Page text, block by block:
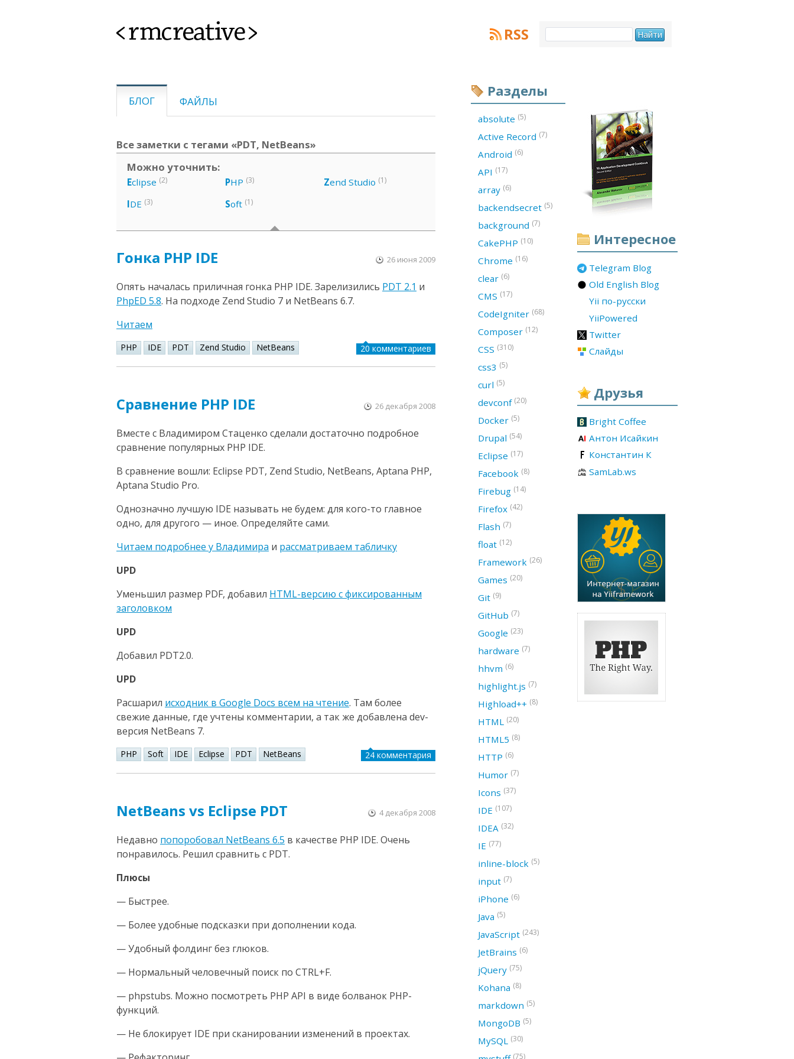
<rmcreative> RSS
БЛОГ ФАЙЛЫ
Все заметки с тегами «PDT, NetBeans»
Можно уточнить:
Eclipse (2)
IDE (3)
PHP (3)
Soft (1)
Zend Studio (1)
Гонка PHP IDE 26 июня 2009
Опять началась приличная гонка PHP IDE. Зарелизились PDT 2.1 и
PhpED 5.8. На подходе Zend Studio 7 и NetBeans 6.7.
Читаем
PHP IDE PDT Zend Studio NetBeans 20 комментариев
Сравнение PHP IDE 26 декабря 2008
Вместе с Владимиром Стаценко сделали достаточно подробное
сравнение популярных PHP IDE.
В сравнение вошли: Eclipse PDT, Zend Studio, NetBeans, Aptana PHP,
Aptana Studio Pro.
Однозначно лучшую IDE называть не будем: для кого-то главное
одно, для другого — иное. Определяйте сами.
Читаем подробнее у Владимира и рассматриваем табличку
UPD
Уменьшил размер PDF, добавил HTML-версию с фиксированным
заголовком
UPD
Добавил PDT2.0.
UPD
Расшарил исходник в Google Docs всем на чтение. Там более
свежие данные, где учтены комментарии, а так же добавлена dev-
версия NetBeans 7.
PHP Soft IDE Eclipse PDT NetBeans 24 комментария
NetBeans vs Eclipse PDT 4 декабря 2008
Недавно попоробовал NetBeans 6.5 в качестве PHP IDE. Очень
понравилось. Решил сравнить с PDT.
Плюсы
— Быстрее.
— Более удобные подсказки при дополнении кода.
— Удобный фолдинг без глюков.
— Нормальный человечный поиск по CTRL+F.
— phpstubs. Можно посмотреть PHP API в виде болванок PHP-
функций.
— Не блокирует IDE при сканировании изменений в проектах.
Интересное
Telegram Blog
Old English Blog
Yii по-русски
YiiPowered
Twitter
Слайды
Друзья
Bright Coffee
Антон Исайкин
Константин К
SamLab.ws
Разделы
absolute (5)
Active Record (7)
Android (6)
API (17)
array (6)
backendsecret (5)
background (7)
CakePHP (10)
Chrome (16)
clear (6)
CMS (17)
CodeIgniter (68)
Composer (12)
CSS (310)
css3 (5)
curl (5)
devconf (20)
Docker (5)
Drupal (54)
Eclipse (17)
Facebook (8)
Firebug (14)
Firefox (42)
Flash (7)
float (12)
Framework (26)
Games (20)
Git (9)
GitHub (7)
Google (23)
hardware (7)
hhvm (6)
highlight.js (7)
Highload++ (8)
HTML (20)
HTML5 (8)
HTTP (6)
Humor (7)
Icons (37)
IDE (107)
IDEA (32)
IE (77)
inline-block (5)
input (7)
iPhone (6)
Java (5)
JavaScript (243)
JetBrains (6)
jQuery (75)
Kohana (8)
markdown (5)
MongoDB (5)
MySQL (30)
(75)